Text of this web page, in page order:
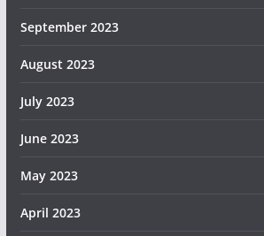
September 2023
August 2023
July 2023
June 2023
May 2023
April 2023